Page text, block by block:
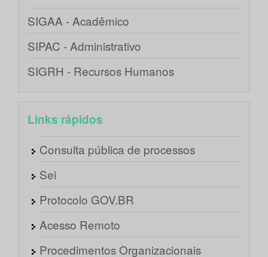
SIGAA - Acadêmico
SIPAC - Administrativo
SIGRH - Recursos Humanos
Links rápidos
Consulta pública de processos
Sei
Protocolo GOV.BR
Acesso Remoto
Procedimentos Organizacionais